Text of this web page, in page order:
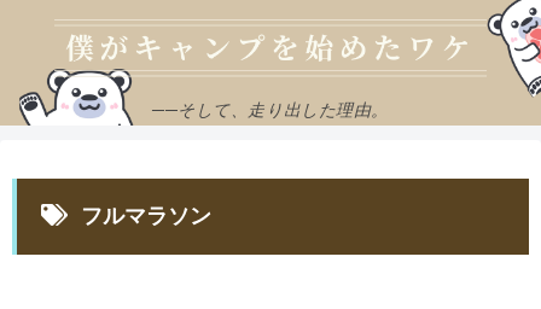
──そして、走り出した理由。
フルマラソン